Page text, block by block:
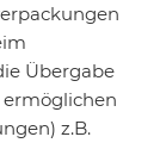
Übergabe
z.B.